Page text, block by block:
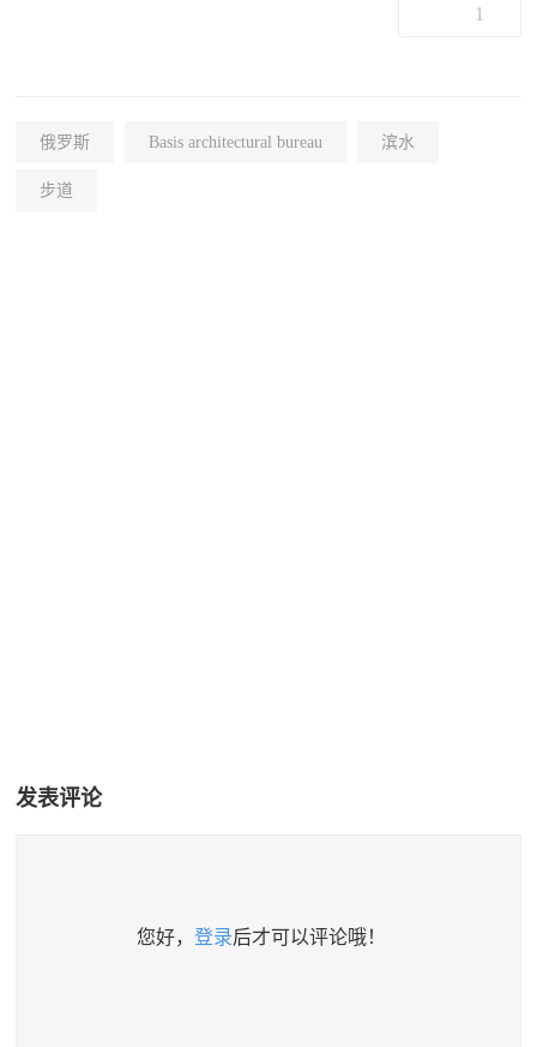
1
俄罗斯 Basis architectural bureau 滨水
步道
发表评论
您好， 登录后才可以评论哦！